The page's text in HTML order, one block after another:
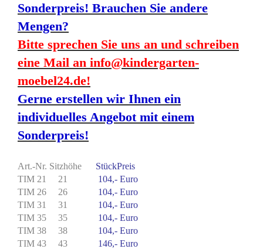
Sonderpreis! Brauchen Sie andere
Mengen?
Bitte sprechen Sie uns an und schreiben
eine Mail an info@kindergarten-
moebel24.de!
Gerne erstellen wir Ihnen ein
individuelles Angebot mit einem
Sonderpreis!
Art.-Nr. Sitzhöhe StückPreis
TIM 21 21 104,- Euro
TIM 26 26 104,- Euro
TIM 31 31 104,- Euro
TIM 35 35 104,- Euro
TIM 38 38
104,- Euro
TIM 43 43 146,- Euro